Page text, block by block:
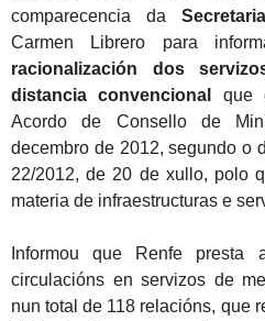
comparecencia da
Carmen Librero para
racionalización dos
distancia convencional
que
Acordo de Consello de
decembro de 2012, segundo o
22/2012, de 20 de xullo, polo
materia de infraestructuras e
Informou que Renfe
circulacións en servizos de
nun total de 118 relacións, que